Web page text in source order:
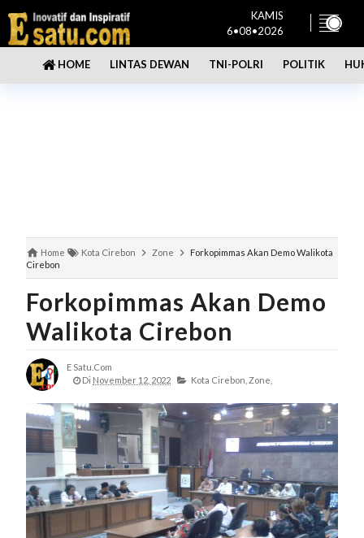
KAMIS
6•08•2026
HOME LINTAS DEWAN TNI-POLRI POLITIK
Home Kota Cirebon Zone
Forkopimmas Akan Demo Walikota
Cirebon
Forkopimmas Akan Demo
Walikota Cirebon
E Satu.com
Di November 12, 2022 Kota Cirebon, Zone,